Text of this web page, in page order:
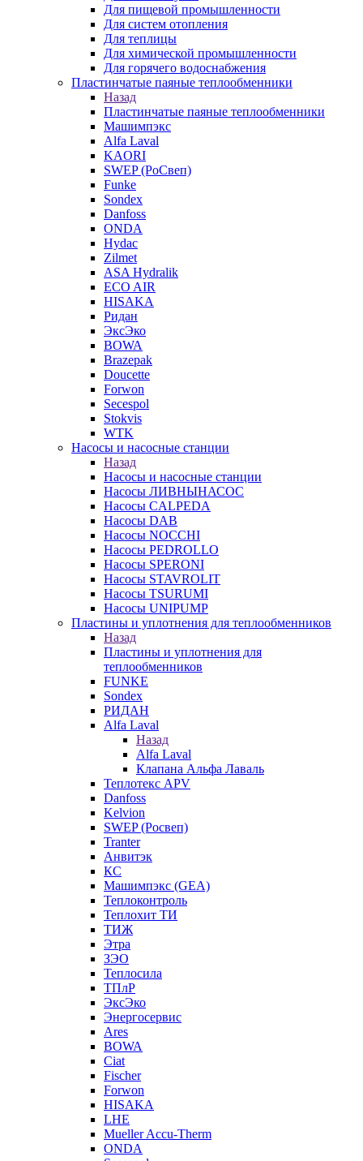
Для пищевой промышленности
Для систем отопления
Для теплицы
Для химической промышленности
Для горячего водоснабжения
Пластинчатые паяные теплообменники
Назад
Пластинчатые паяные теплообменники
Машимпэкс
Alfa Laval
KAORI
SWEP (РоСвеп)
Funke
Sondex
Danfoss
ONDA
Hydac
Zilmet
ASA Hydralik
ECO AIR
HISAKA
Ридан
ЭксЭко
BOWA
Brazepak
Doucette
Forwon
Secespol
Stokvis
WTK
Насосы и насосные станции
Назад
Насосы и насосные станции
Насосы ЛИВНЫНАСОС
Насосы CALPEDA
Насосы DAB
Насосы NOCCHI
Насосы PEDROLLO
Насосы SPERONI
Насосы STAVROLIT
Насосы TSURUMI
Насосы UNIPUMP
Пластины и уплотнения для теплообменников
Назад
Пластины и уплотнения для
теплообменников
FUNKE
Sondex
РИДАН
Alfa Laval
Назад
Alfa Laval
Клапана Альфа Лаваль
Теплотекс APV
Danfoss
Kelvion
SWEP (Росвеп)
Tranter
Анвитэк
КС
Машимпэкс (GEA)
Теплоконтроль
Теплохит ТИ
ТИЖ
Этра
ЗЭО
Теплосила
ТПлР
ЭксЭко
Энергосервис
Ares
BOWA
Ciat
Fischer
Forwon
HISAKA
LHE
Mueller Accu-Therm
ONDA